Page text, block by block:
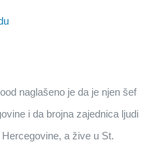
naglašeno je da je njen šef
i da brojna zajednica ljudi
a žive u St.